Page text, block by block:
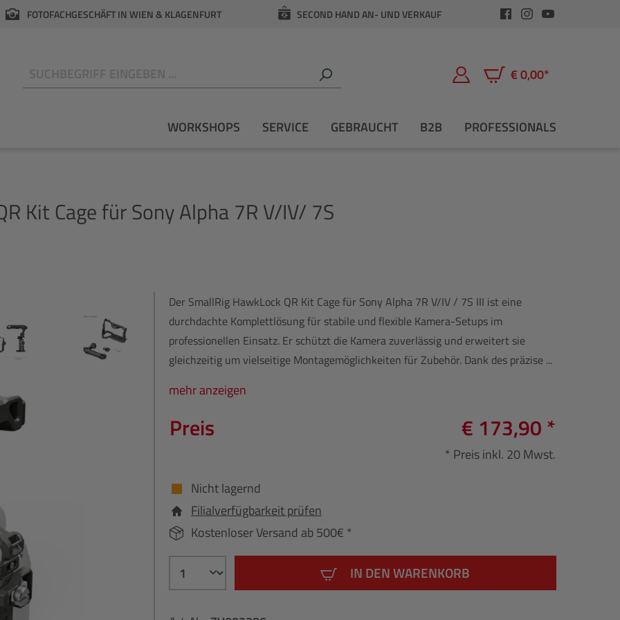
FOTOFACHGESCHÄFT IN WIEN & KLAGENFURT SECOND HAND AN- UND VERKAUF
€ 0,00*
Warenkorb enthält 0
WORKSHOPS SERVICE GEBRAUCHT B2B PROFESSIONALS
Kit Cage für Sony Alpha 7R V/IV/ 7S
Der SmallRig HawkLock QR Kit Cage für Sony Alpha 7R V/IV / 7S III ist eine
durchdachte Komplettlösung für stabile und flexible Kamera-Setups im
professionellen Einsatz. Er schützt die Kamera zuverlässig und erweitert sie
gleichzeitig um vielseitige Montagemöglichkeiten für Zubehör. Dank des präzise ...
mehr anzeigen
Preis € 173,90 *
* Preis inkl. 20 Mwst.
Nicht lagernd
Filialverfügbarkeit prüfen
Kostenloser Versand ab 500€ *
IN DEN WARENKORB